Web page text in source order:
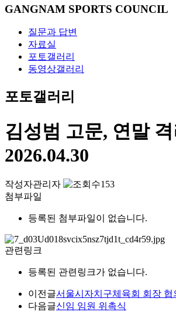
GANGNAM SPORTS COUNCIL
질문과 답변
자료실
포토갤러리
동영상갤러리
포토갤러리
김성범 고문, 연말
2026.04.30
작성자관리자
153
첨부파일
등록된 첨부파일이 없습니다.
관련링크
등록된 관련링크가 없습니다.
이전글서울시자치구체육회 회장 협
다음글신임 임원 위촉식